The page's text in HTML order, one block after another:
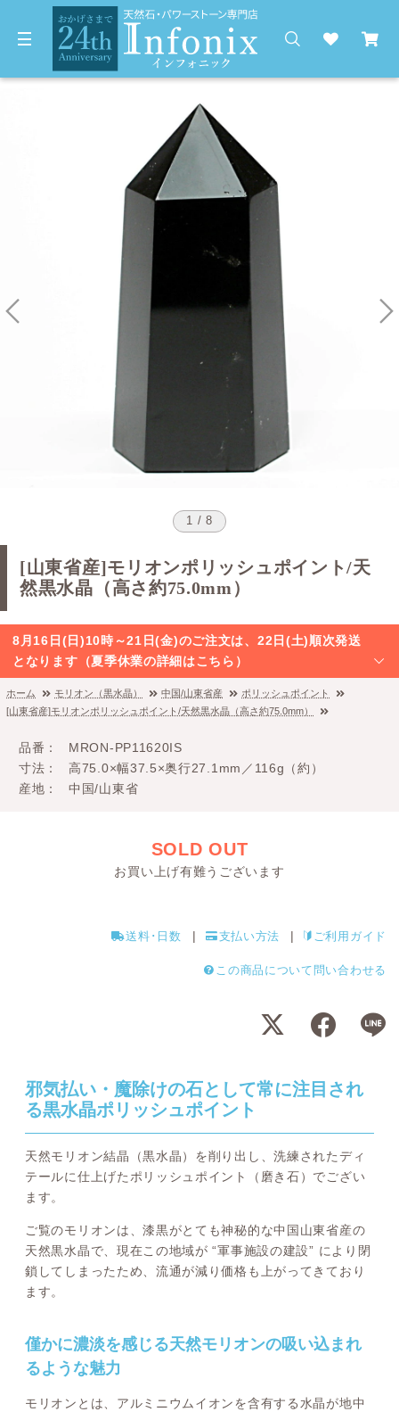
1 / 8
[山東省産]モリオンポリッシュポイント/天
然黒水晶（高さ約75.0mm）
8月16日(日)10時～21日(金)のご注文は、22日(土)順次発送
となります（夏季休業の詳細はこちら）
ホーム モリオン（黒水晶） 中国/山東省産
ポリッシュポイント
[山東省産]モリオンポリッシュポイント/天然黒水晶（高さ約75.0mm）
品番
MRON-PP11620IS
寸法
高75.0×幅37.5×奥行27.1mm／116g（約）
産地
中国/山東省
SOLD OUT
お買い上げ有難うございます
送料･日数 支払い方法 ご利用ガイド
この商品について問い合わせる
邪気払い・魔除けの石として常に注目され
る黒水晶ポリッシュポイント
天然モリオン結晶（黒水晶）を削り出し、洗練されたディ
テールに仕上げたポリッシュポイント（磨き石）でござい
ます。
ご覧のモリオンは、漆黒がとても神秘的な中国山東省産の
天然黒水晶で、現在この地域が “軍事施設の建設” により閉
鎖してしまったため、流通が減り価格も上がってきており
ます。
僅かに濃淡を感じる天然モリオンの吸い込まれ
るような魅力
モリオンとは、アルミニウムイオンを含有する水晶が地中